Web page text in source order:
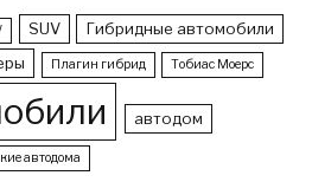
SUV Гибридные автомобили
Плагин гибрид Тобиас Моерс
автодом
автодома